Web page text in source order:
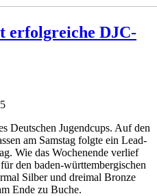
erfolgreiche DJC-
Deutschen Jugendcups. Auf den
am Samstag folgte ein Lead-
Wie das Wochenende verlief
den baden-württembergischen
Silber und dreimal Bronze
Ende zu Buche.